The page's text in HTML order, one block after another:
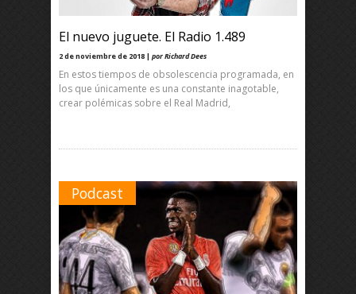
El nuevo juguete. El Radio 1.489
2 de noviembre de 2018 | por Richard Dees
En estos tiempos de obsolescencia programada, en
los que únicamente es una constante inagotable,
crear polémicas sobre el Real Madrid,
Podcast